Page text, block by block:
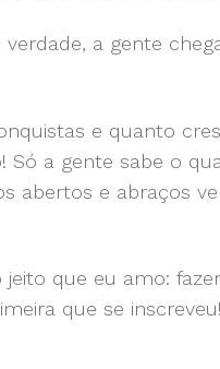
a gente
e quanto
Só a gente sabe o
abertos e abraços
que eu amo:
que se